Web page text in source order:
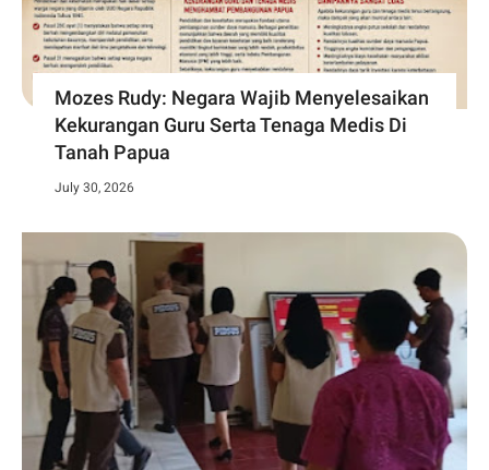
Mozes Rudy: Negara Wajib Menyelesaikan
Kekurangan Guru Serta Tenaga Medis Di
Tanah Papua
July 30, 2026